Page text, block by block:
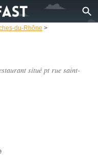
du-Rhône >
situé pt rue saint-